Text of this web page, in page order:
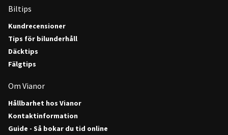
Biltips
Kundrecensioner
Tips för bilunderhåll
Däcktips
Fälgtips
Om Vianor
Hållbarhet hos Vianor
Kontaktinformation
Guide - Så bokar du tid online